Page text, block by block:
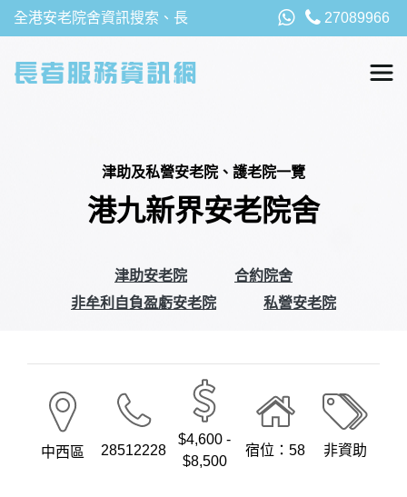
全港安老院舍資訊搜索、長 27089966
津助及私營安老院、護老院一覽
港九新界安老院舍
津助安老院
合約院舍
非牟利自負盈虧安老院
私營安老院
中西區 28512228
$4,600 -
$8,500
宿位：58 非資助